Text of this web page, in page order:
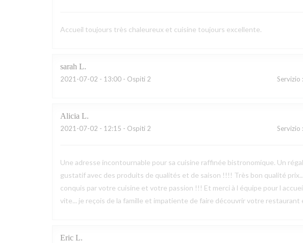
Accueil toujours très chaleureux et cuisine toujours excellente.
sarah L
2021-07-02 - 13:00 - Ospiti 2 Servizio :
Alicia L
2021-07-02 - 12:15 - Ospiti 2 Servizio :
Une adresse incontournable pour sa cuisine raffinée bistronomique. Un
gustatif avec des produits de qualités et de saison !!!! Très bon qualité
conquis par votre cuisine et votre passion !!! Et merci à l équipe pour l
vite... je reçois de la famille et impatiente de faire découvrir votre
Eric L